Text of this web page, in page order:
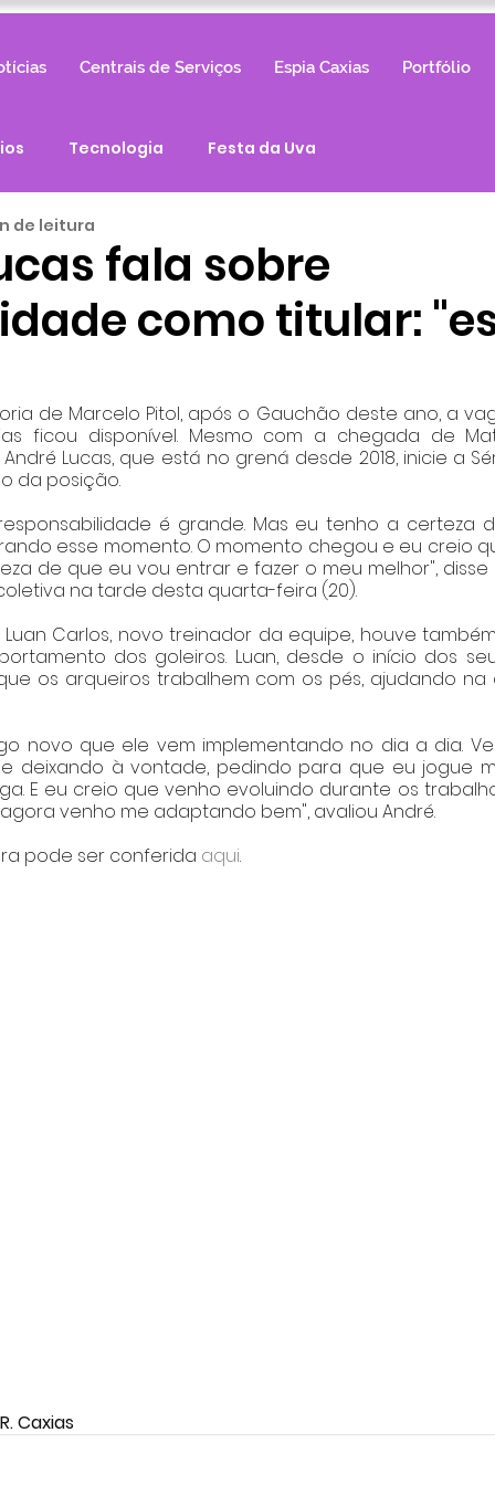
Centrais de Serviços Espia Caxias Portfólio
Tecnologia Festa da Uva
fala sobre
como titular:
de leitura
de Marcelo Pitol, após o Gauchão deste ano, a
ficou disponível. Mesmo com a chegada de
Lucas, que está no grená desde 2018, inicie a
da posição.
é grande. Mas eu tenho a certeza
esse momento. O momento chegou e eu creio
de que eu vou entrar e fazer o meu melhor",
na tarde desta quarta-feira (20).
Carlos, novo treinador da equipe, houve
dos goleiros. Luan, desde o início dos
os arqueiros trabalhem com os pés, ajudando
novo que ele vem implementando no dia a dia.
deixando à vontade, pedindo para que eu jogue
E eu creio que venho evoluindo durante os
venho me adaptando bem", avaliou André.
pode ser conferida aqui.
Caxias